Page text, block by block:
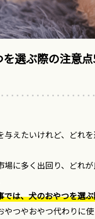
選ぶ際の注意
与えたいけれど、どれ
場に多く出回り、どれ
では、犬のおやつを選
やつやおやつ代わりに